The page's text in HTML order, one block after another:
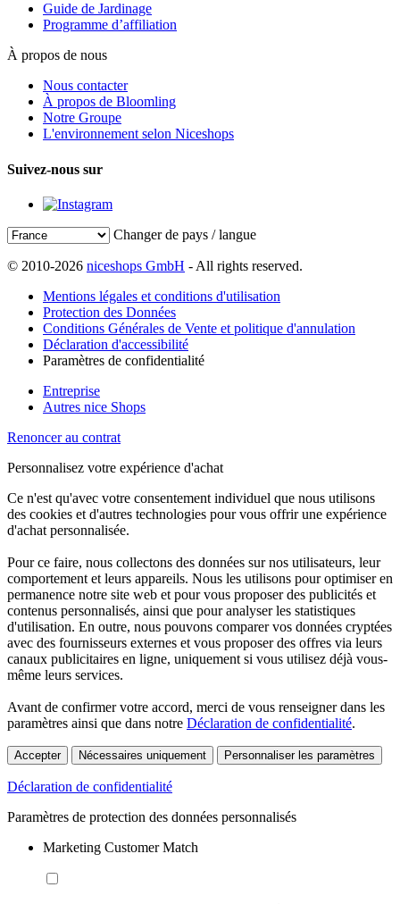
Guide de Jardinage
Programme d’affiliation
À propos de nous
Nous contacter
À propos de Bloomling
Notre Groupe
L'environnement selon Niceshops
Suivez-nous sur
Changer de pays / langue
© 2010-2026 niceshops GmbH - All rights reserved.
Mentions légales et conditions d'utilisation
Protection des Données
Conditions Générales de Vente et politique d'annulation
Déclaration d'accessibilité
Paramètres de confidentialité
Entreprise
Autres nice Shops
Renoncer au contrat
Personnalisez votre expérience d'achat
Ce n'est qu'avec votre consentement individuel que nous utilisons
des cookies et d'autres technologies pour vous offrir une expérience
d'achat personnalisée.
Pour ce faire, nous collectons des données sur nos utilisateurs, leur
comportement et leurs appareils. Nous les utilisons pour optimiser en
permanence notre site web et pour vous proposer des publicités et
contenus personnalisés, ainsi que pour analyser les statistiques
d'utilisation. En outre, nous pouvons comparer vos données cryptées
avec des fournisseurs externes et vous proposer des offres via leurs
canaux publicitaires en ligne, uniquement si vous utilisez déjà vous-
même leurs services.
Avant de confirmer votre accord, merci de vous renseigner dans les
paramètres ainsi que dans notre Déclaration de confidentialité.
Accepter Nécessaires uniquement Personnaliser les paramètres
Déclaration de confidentialité
Paramètres de protection des données personnalisés
Marketing Customer Match